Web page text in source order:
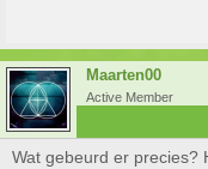
Maarten00
Active Member
Wat gebeurd er precies?